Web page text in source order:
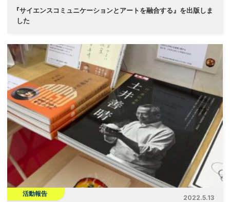
『サイエンスコミュニケーションとアートを融合する』を出版しま
した
活動報告
2022.5.13